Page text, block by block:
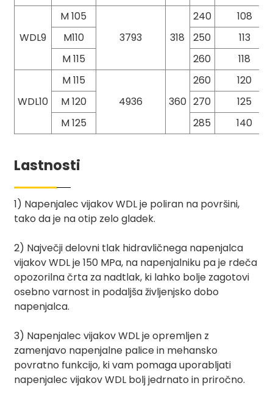
WDL9
M 105
3793
318
240
108
M110
250
113
M 115
260 118
WDL10
M 115
4936
360
260
120
M 120
270
125
M 125
285 140
Lastnosti
1) Napenjalec vijakov WDL je poliran na površini,
tako da je na otip zelo gladek.
2) Največji delovni tlak hidravličnega napenjalca
vijakov WDL je 150 MPa, na napenjalniku pa je rdeča
opozorilna črta za nadtlak, ki lahko bolje zagotovi
osebno varnost in podaljša življenjsko dobo
napenjalca.
3) Napenjalec vijakov WDL je opremljen z
zamenjavo napenjalne palice in mehansko
povratno funkcijo, ki vam pomaga uporabljati
napenjalec vijakov WDL bolj jedrnato in priročno.